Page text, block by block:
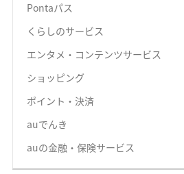
Pontaパス
くらしのサービス
エンタメ・コンテンツサービス
ショッピング
ポイント・決済
auでんき
auの金融・保険サービス